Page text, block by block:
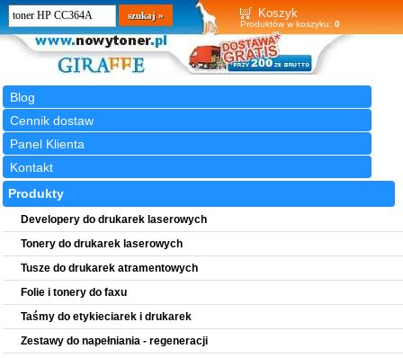
Koszyk
Produktów w koszyku: 0
Blog
Cennik dostaw
Panel Klienta
Kontakt
Wyszukiwarka
szukaj
Produkty
Developery do drukarek laserowych
Tonery do drukarek laserowych
Tusze do drukarek atramentowych
Folie i tonery do faxu
Taśmy do etykieciarek i drukarek
Zestawy do napełniania - regeneracji